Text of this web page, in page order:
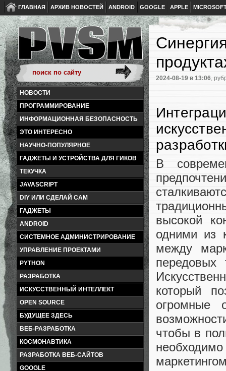
ГЛАВНАЯ АРХИВ НОВОСТЕЙ ANDROID GOOGLE APPLE
НОВОСТИ
ПРОГРАММИРОВАНИЕ
ИНФОРМАЦИОННАЯ БЕЗОПАСНОСТЬ
ЭТО ИНТЕРЕСНО
НАУЧНО-ПОПУЛЯРНОЕ
ГАДЖЕТЫ И УСТРОЙСТВА ДЛЯ ГИКОВ
ТЕКУЧКА
JAVASCRIPT
DIY ИЛИ СДЕЛАЙ САМ
ГАДЖЕТЫ
ANDROID
СИСТЕМНОЕ АДМИНИСТРИРОВАНИЕ
УПРАВЛЕНИЕ ПРОЕКТАМИ
PYTHON
РАЗРАБОТКА
ИСКУССТВЕННЫЙ ИНТЕЛЛЕКТ
OPEN SOURCE
БУДУЩЕЕ ЗДЕСЬ
ВЕБ-РАЗРАБОТКА
КОСМОНАВТИКА
РАЗРАБОТКА ВЕБ-САЙТОВ
GOOGLE
2024-08-19 в 13:06,
В
высокой
одними из
между
передовых
который
огромные
чтобы в